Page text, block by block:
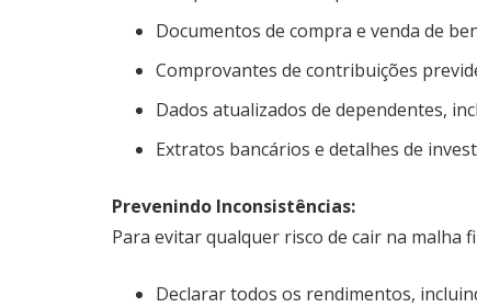
Documentos de compra e venda de
Comprovantes de contribuições
Dados atualizados de dependentes,
Extratos bancários e detalhes de
Prevenindo Inconsistências:
Para evitar qualquer risco de cair na malha
Declarar todos os rendimentos,